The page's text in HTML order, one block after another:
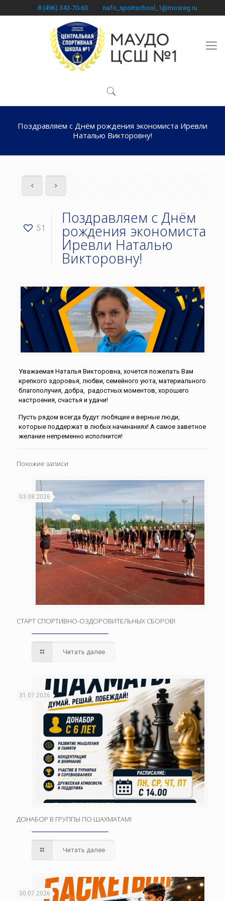
8 (496) 343-70-60 nafo_sportschool_1@mosreg.ru
Поздравляем с Днём рождения экономиста Иревли
Наталью Викторовну!
51
Поздравляем с Днём
рождения экономиста
Иревли Наталью
Викторовну!
Уважаемая Наталья Викторовна, хочется пожелать Вам
крепкого здоровья, любви, семейного уюта, материального
благополучия, добра, радостных моментов, хорошего
настроения, счастья и удачи!
Пусть рядом всегда будут любящие и верные люди,
которые поддержат в любых начинаниях! А самое заветное
желание непременно исполнится!
Похожие записи
03.08.2026
СТАРТ СПОРТИВНО-ОЗДОРОВИТЕЛЬНЫХ СБОРОВ!
Читать далее
31.07.2026
ДОНАБОР В ГРУППЫ ПО ШАХМАТАМ!
Читать далее
30.07.2026